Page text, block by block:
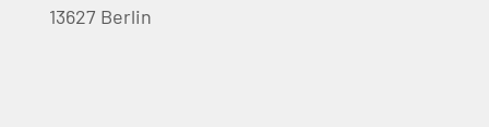
13627 Berlin